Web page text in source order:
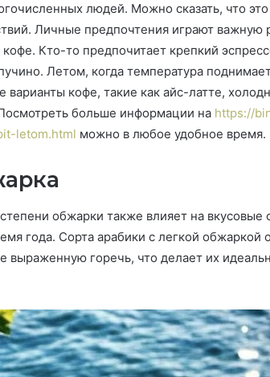
людей. Можно сказать, что
Личные предпочтения играют важную
кофе. Кто-то предпочитает крепкий
Летом, когда температура
варианты кофе, такие как айс-латте,
больше информации на https://
letom.html можно в любое удобное время.
обжарки также влияет на
года. Сорта арабики с легкой
выраженную горечь, что делает их